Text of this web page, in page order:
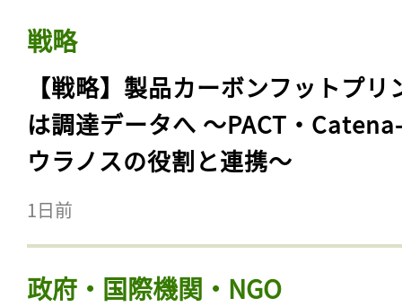
戦略
【戦略】製品カーボンフットプリ
は調達データへ 〜PACT・
ウラノスの役割と連携〜
1日前
政府・国際機関・NGO